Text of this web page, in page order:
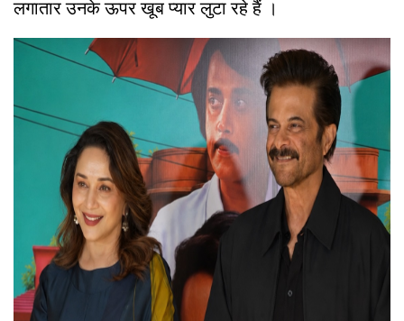
लगातार उनके ऊपर खूब प्यार लुटा रहे हैं ।